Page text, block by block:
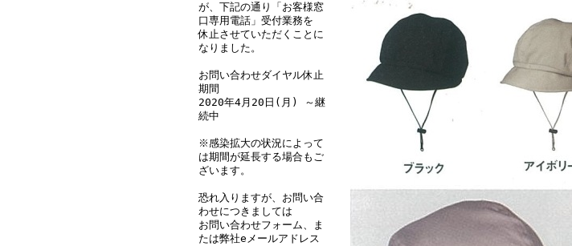
が、下記の通り「お客様窓
口専用電話」受付業務を
休止させていただくことに
なりました。
お問い合わせダイヤル休止
期間
2020年4月20日(月) ～継
続中
※感染拡大の状況によって
は期間が延長する場合もご
ざいます。
恐れ入りますが、お問い合
わせにつきましては
お問い合わせフォーム、ま
たは弊社eメールアドレス